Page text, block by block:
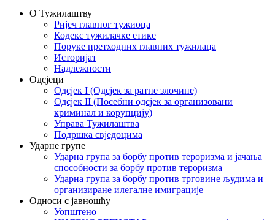
О Тужилаштву
Ријеч главног тужиоца
Кодекс тужилачке етике
Поруке претходних главних тужилаца
Историјат
Надлежности
Одсјеци
Одсјек I (Одсјек за ратне злочине)
Одсјек II (Посебни одсјек за организовани
криминал и корупцију)
Управа Тужилаштва
Подршка свједоцима
Ударне групе
Ударна група за борбу против тероризма и јачања
способности за борбу против тероризма
Ударна група за борбу против трговине људима и
организиране илегалне имиграције
Односи с јавношћу
Уопштено